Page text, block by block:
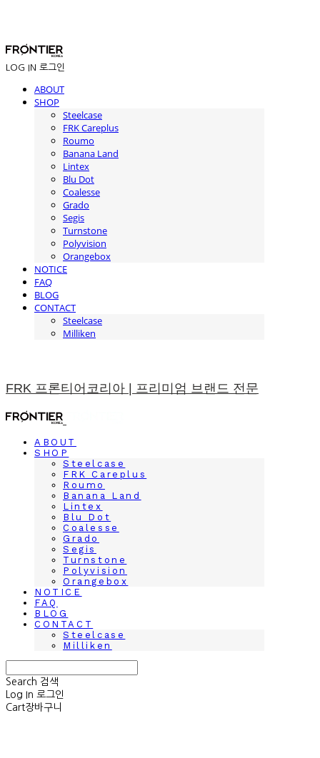
LOG IN 로그인
ABOUT
SHOP
Steelcase
FRK Careplus
Roumo
Banana Land
Lintex
Blu Dot
Coalesse
Grado
Segis
Turnstone
Polyvision
Orangebox
NOTICE
FAQ
BLOG
CONTACT
Steelcase
Milliken
FRK 프론티어코리아 | 프리미엄 브랜드 전문
ABOUT
SHOP
Steelcase
FRK Careplus
Roumo
Banana Land
Lintex
Blu Dot
Coalesse
Grado
Segis
Turnstone
Polyvision
Orangebox
NOTICE
FAQ
BLOG
CONTACT
Steelcase
Milliken
Search 검색
Log In 로그인
Cart장바구니